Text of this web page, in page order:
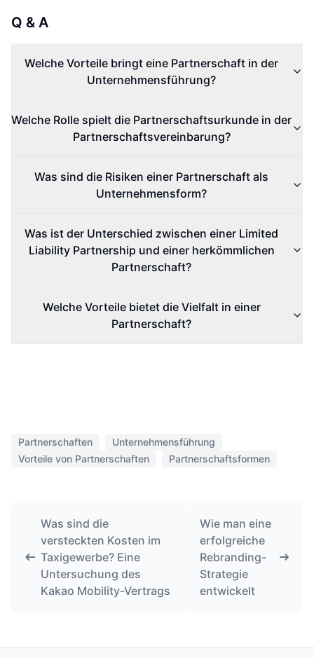
Q & A
Welche Vorteile bringt eine Partnerschaft in der
Unternehmensführung?
Welche Rolle spielt die Partnerschaftsurkunde in der
Partnerschaftsvereinbarung?
Was sind die Risiken einer Partnerschaft als
Unternehmensform?
Was ist der Unterschied zwischen einer Limited
Liability Partnership und einer herkömmlichen
Partnerschaft?
Welche Vorteile bietet die Vielfalt in einer
Partnerschaft?
Partnerschaften
Unternehmensführung
Vorteile von Partnerschaften
Partnerschaftsformen
Was sind die
versteckten Kosten im
Taxigewerbe? Eine
Untersuchung des
Kakao Mobility-Vertrags
Wie man eine
erfolgreiche
Rebranding-
Strategie
entwickelt